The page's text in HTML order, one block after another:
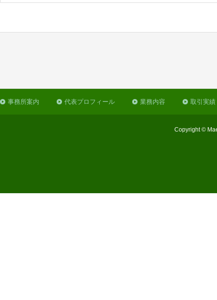
事務所案内 代表プロフィール 業務内容 取引実績
Copyright ©